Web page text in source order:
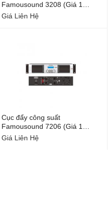
Famousound 3208 (Giá 1
chiếc)
Giá Liên Hệ
Cục đẩy công suất
Famousound 7206 (Giá 1
chiếc)
Giá Liên Hệ